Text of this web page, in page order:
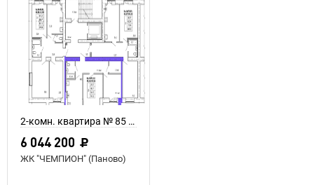
2-комн. квартира № 85 пл. 64,3 м²
6 044 200
ЖК "ЧЕМПИОН" (Паново)